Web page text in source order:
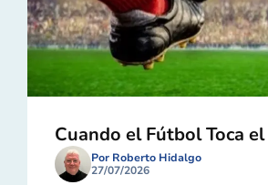
Cuando el Fútbol Toca
Por Roberto Hidalgo
27/07/2026